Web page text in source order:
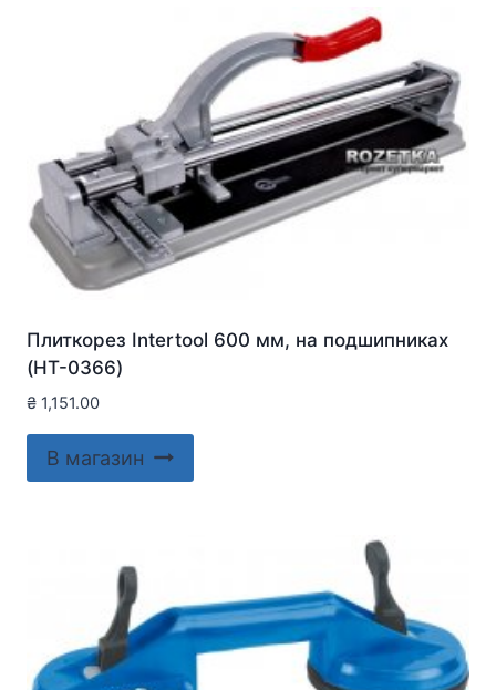
Плиткорез Intertool 600 мм, на подшипниках
(HT-0366)
₴ 1,151.00
В магазин